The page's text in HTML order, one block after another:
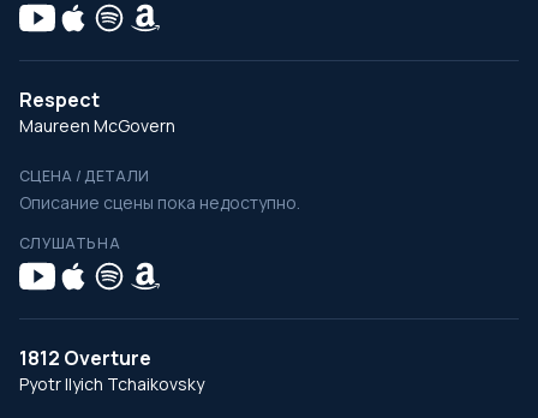
Respect
Maureen McGovern
СЦЕНА / ДЕТАЛИ
Описание сцены пока недоступно.
СЛУШАТЬ НА
1812 Overture
Pyotr Ilyich Tchaikovsky